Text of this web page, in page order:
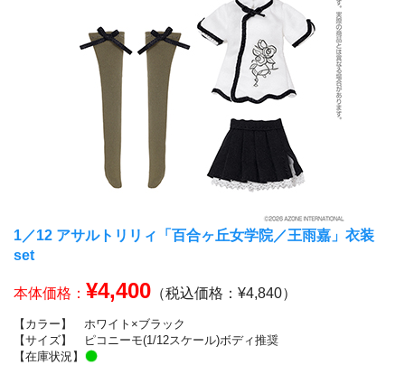
1／12 アサルトリリィ「百合ヶ丘女学院／王雨嘉」衣装
set
本体価格： ¥4,400 （税込価格：¥4,840）
【カラー】
ホワイト×ブラック
【サイズ】
ピコニーモ(1/12スケール)ボディ推奨
【在庫状況】